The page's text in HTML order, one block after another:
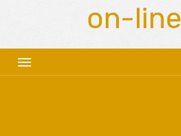
on-line